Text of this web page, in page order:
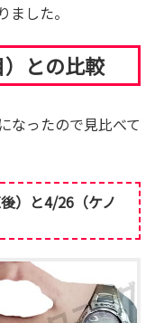
した。
との比較
なったので見比べて
）と4/26（ケノ